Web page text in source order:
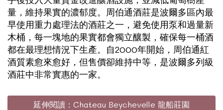
量，維持果實的濃郁度。周伯通酒莊是波爾多區內最
早使用重力處理法的酒莊之一，避免使用泵和過量新
木桶，每一塊地的果實都會獨立釀製，確保每一桶酒
都在最理想情況下生產。自2000年開始，周伯通紅
酒質素愈來愈好，但售價卻維持中等，是波爾多列級
酒莊中非常實惠的一家。
延伸閱讀：Chateau Beychevelle 龍船莊園